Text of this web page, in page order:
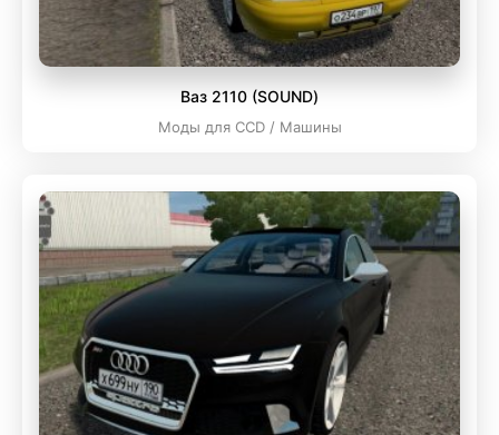
Ваз 2110 (SOUND)
Моды для CCD / Машины